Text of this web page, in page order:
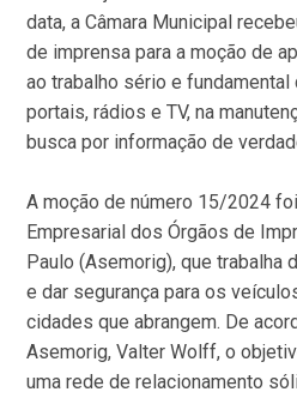
data, a Câmara Municipal
de imprensa para a moção de
ao trabalho sério e
portais, rádios e TV, na
busca por informação de
A moção de número 15/2024
Empresarial dos Órgãos de
Paulo (Asemorig), que trabalha
e dar segurança para os
cidades que abrangem. De
Asemorig, Valter Wolff, o
uma rede de relacionamento